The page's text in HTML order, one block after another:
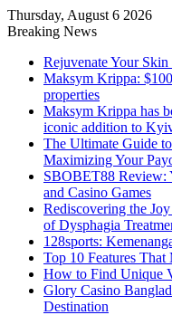
Thursday, August 6 2026
Breaking News
Rejuvenate Your
Maksym Krippa:
properties
Maksym Krippa has
iconic addition to
The Ultimate Guide
Maximizing Your
SBOBET88 Review:
and Casino Games
Rediscovering the
of Dysphagia
128sports:
Top 10 Features That
How to Find Unique
Glory Casino
Destination